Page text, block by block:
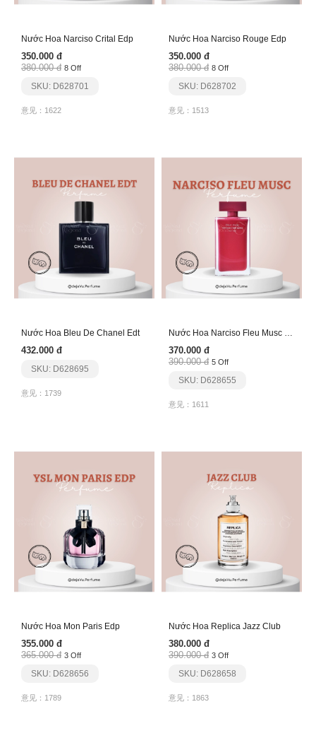
Nước Hoa Narciso Crital Edp
350.000 đ
380.000 đ 8 Off
SKU: D628701
意见：1622
Nước Hoa Narciso Rouge Edp
350.000 đ
380.000 đ 8 Off
SKU: D628702
意见：1513
Nước Hoa Bleu De Chanel Edt
432.000 đ
SKU: D628695
意见：1739
370.000 đ
390.000 đ 5 Off
SKU: D628655
意见：1611
Nước Hoa Mon Paris Edp
355.000 đ
365.000 đ 3 Off
SKU: D628656
意见：1789
Nước Hoa Replica Jazz Club
380.000 đ
390.000 đ 3 Off
SKU: D628658
意见：1863